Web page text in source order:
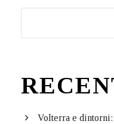
Volterra e